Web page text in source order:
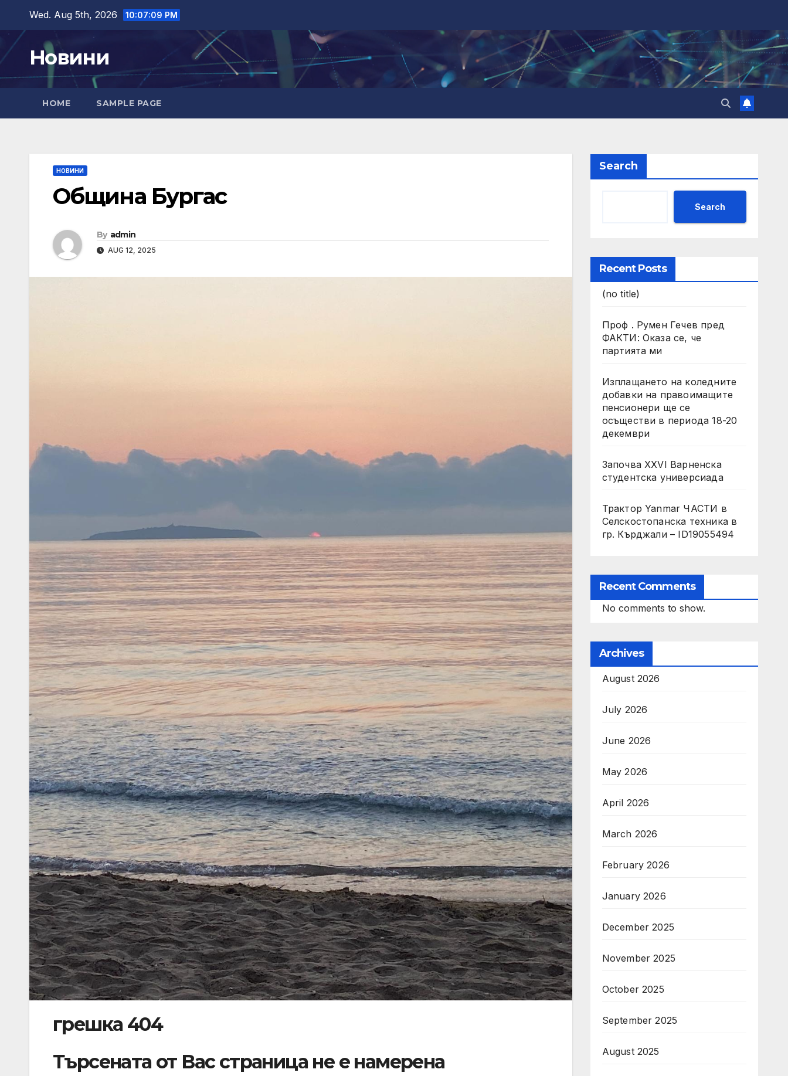
content
Wed. Aug 5th, 2026 10:07:10 PM
Новини
HOME SAMPLE PAGE
НОВИНИ
Община Бургас
By admin
AUG 12, 2025
грешка 404
Търсената от Вас страница не е намерена
Search
Search
Recent Posts
(no title)
Проф . Румен Гечев пред
ФАКТИ: Оказа се, че
партията ми
Изплащането на коледните
добавки на правоимащите
пенсионери ще се
осъществи в периода 18-20
декември
Започва XXVI Варненска
студентска универсиада
Трактор Yanmar ЧАСТИ в
Селскостопанска техника в
гр. Кърджали – ID19055494
Recent Comments
No comments to show.
Archives
August 2026
July 2026
June 2026
May 2026
April 2026
March 2026
February 2026
January 2026
December 2025
November 2025
October 2025
September 2025
August 2025